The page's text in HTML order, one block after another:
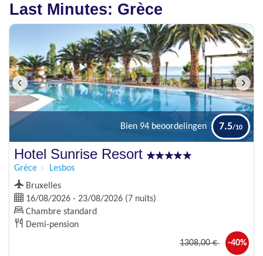
Last Minutes: Grèce
Bien 94 beoordelingen 7.5
Hotel Sunrise Resort
Grèce
Lesbos
Bruxelles
16/08/2026 - 23/08/2026 (7 nuits)
Chambre standard
Demi-pension
1308,00 € -40%